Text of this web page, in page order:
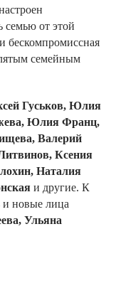
семью от этой
бескомпромиссная
семейным
Гуськов, Юлия
Юлия Франц,
Валерий
Ксения
Наталия
и другие. К
и новые лица
Ульяна